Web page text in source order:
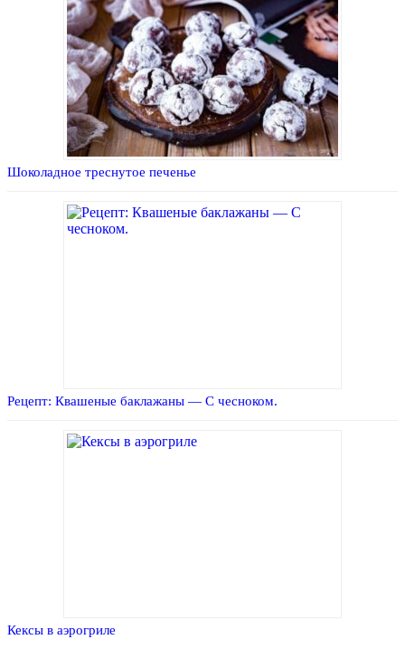
Шоколадное треснутое печенье
Рецепт: Квашеные баклажаны — С чесноком.
Кексы в аэрогриле